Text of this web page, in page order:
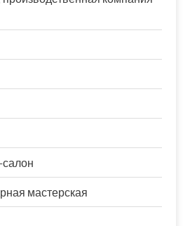
салон
мастерская